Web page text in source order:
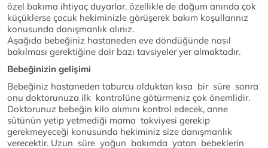
özel bakıma ihtiyaç duyarlar, özellikle de doğum anında çok
küçüklerse çocuk hekiminizle görüşerek bakım koşullarınız
konusunda danışmanlık alınız.
Aşağıda bebeğiniz hastaneden eve döndüğünde nasıl
bakılması gerektiğine dair bazı tavsiyeler yer almaktadır.
Bebeğinizin gelişimi
Bebeğiniz hastaneden taburcu olduktan kısa bir süre sonra
onu doktorunuza ilk kontrolüne götürmeniz çok önemlidir.
Doktorunuz bebeğin kilo alımını kontrol edecek, anne
sütünün yetip yetmediği mama takviyesi gerekip
gerekmeyeceği konusunda hekiminiz size danışmanlık
verecektir. Uzun süre yoğun bakımda yatan bebeklerin